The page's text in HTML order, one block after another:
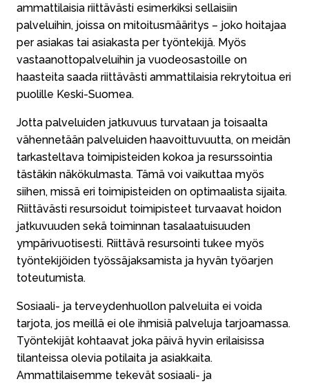
ammattilaisia riittävästi esimerkiksi sellaisiin
palveluihin, joissa on mitoitusmääritys – joko hoitajaa
per asiakas tai asiakasta per työntekijä. Myös
vastaanottopalveluihin ja vuodeosastoille on
haasteita saada riittävästi ammattilaisia rekrytoitua eri
puolille Keski-Suomea.
Jotta palveluiden jatkuvuus turvataan ja toisaalta
vähennetään palveluiden haavoittuvuutta, on meidän
tarkasteltava toimipisteiden kokoa ja resurssointia
tästäkin näkökulmasta. Tämä voi vaikuttaa myös
siihen, missä eri toimipisteiden on optimaalista sijaita.
Riittävästi resursoidut toimipisteet turvaavat hoidon
jatkuvuuden sekä toiminnan tasalaatuisuuden
ympärivuotisesti. Riittävä resursointi tukee myös
työntekijöiden työssäjaksamista ja hyvän työarjen
toteutumista.
Sosiaali- ja terveydenhuollon palveluita ei voida
tarjota, jos meillä ei ole ihmisiä palveluja tarjoamassa.
Työntekijät kohtaavat joka päivä hyvin erilaisissa
tilanteissa olevia potilaita ja asiakkaita.
Ammattilaisemme tekevät sosiaali- ja